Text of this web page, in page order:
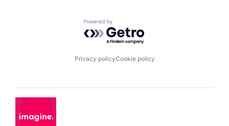
Powered by Getro.com
Privacy policyCookie policy